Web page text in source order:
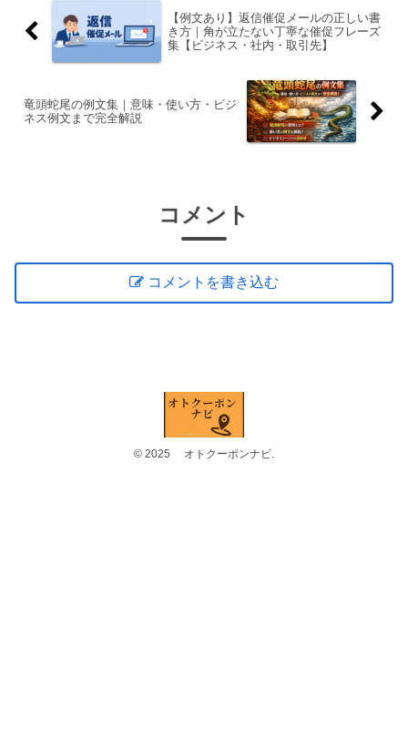
【例文あり】返信催促メールの正しい書
き方｜角が立たない丁寧な催促フレーズ
集【ビジネス・社内・取引先】
竜頭蛇尾の例文集｜意味・使い方・ビジ
ネス例文まで完全解説
コメント
コメントを書き込む
© 2025 オトクーポンナビ.